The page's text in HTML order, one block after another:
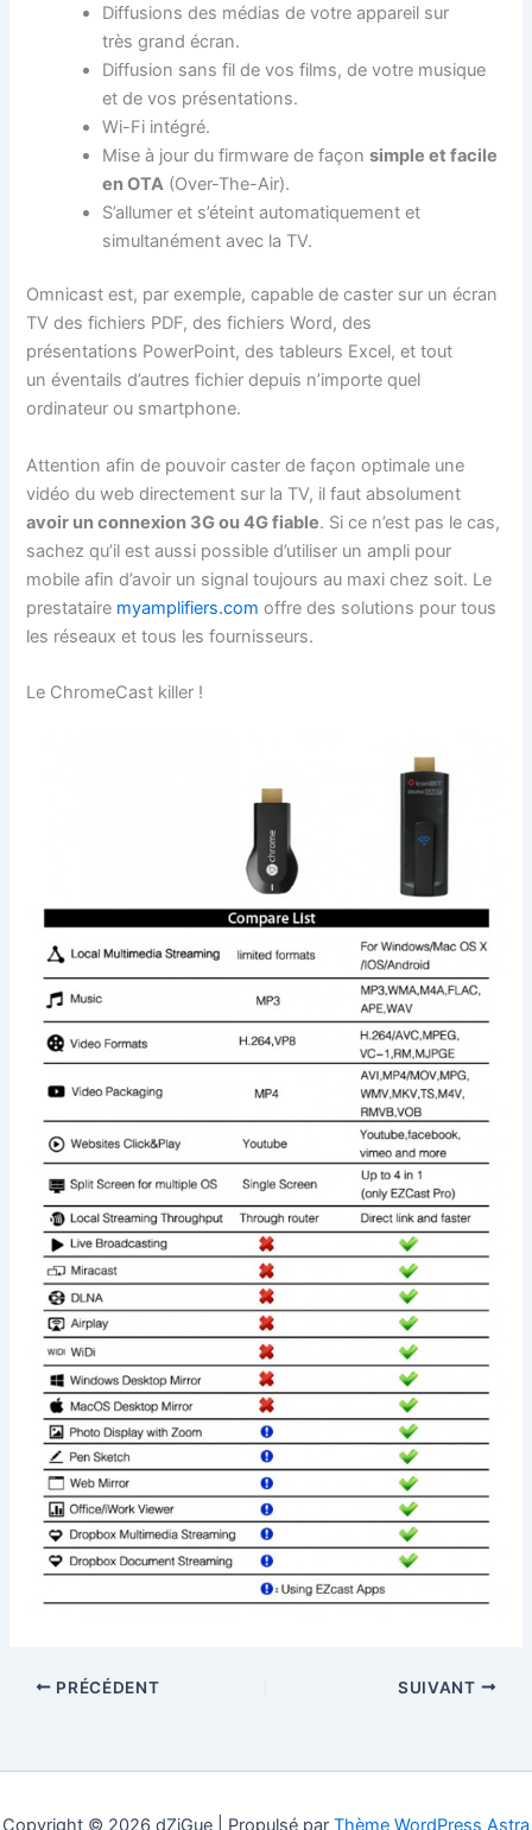
Diffusions des médias de votre appareil sur
très grand écran.
Diffusion sans fil de vos films, de votre musique
et de vos présentations.
Wi-Fi intégré.
Mise à jour du firmware de façonsimple et facile
en OTA (Over-The-Air).
S’allumer et s’éteint automatiquement et
simultanément avec la TV.
Omnicast est, par exemple, capable de caster sur un écran
TV des fichiers PDF, des fichiers Word, des
présentations PowerPoint, des tableurs Excel, et tout
un éventails d’autres fichier depuis n’importe quel
ordinateur ou smartphone.
Attention afin de pouvoir caster de façon optimale une
vidéo du web directement sur la TV, il faut absolument
avoir un connexion 3G ou 4G fiable. Si ce n’est pas le cas,
sachez qu’il est aussi possible d’utiliser un ampli pour
mobile afin d’avoir un signal toujours au maxi chez soit. Le
prestataire myamplifiers.com offre des solutions pour tous
les réseaux et tous les fournisseurs.
Le ChromeCast killer !
PRÉCÉDENT SUIVANT
Copyright © 2026 dZiGue | Propulsé par Thème WordPress Astra